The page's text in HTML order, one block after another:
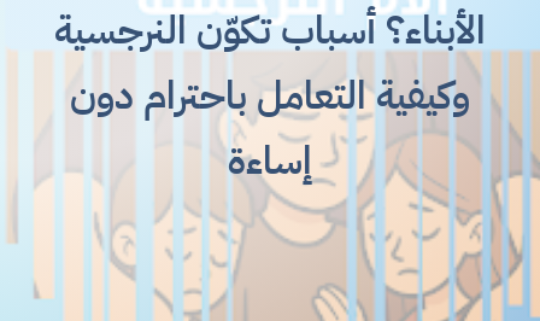
الأبناء؟ أسباب تكوّن النرجسية
وكيفية التعامل باحترام دون
إساءة